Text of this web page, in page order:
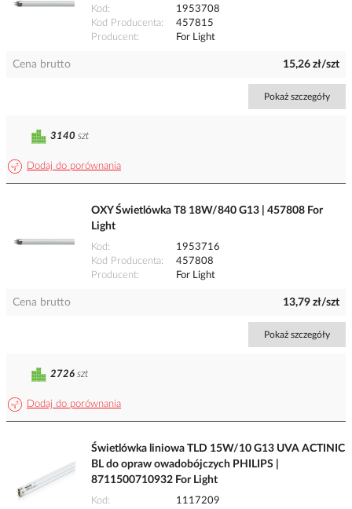
Kod
1953708
Kod Producenta
457815
Producent
For Light
Cena brutto 15,26 zł/szt
Pokaż szczegóły
Dodaj do porównania
3140 szt
OXY Świetlówka T8 18W/840 G13 | 457808 For
Light
Kod
1953716
Kod Producenta
457808
Producent
For Light
Cena brutto 13,79 zł/szt
Pokaż szczegóły
Dodaj do porównania
2726 szt
Świetlówka liniowa TLD 15W/10 G13 UVA ACTINIC
BL do opraw owadobójczych PHILIPS |
8711500710932 For Light
Kod
1117209